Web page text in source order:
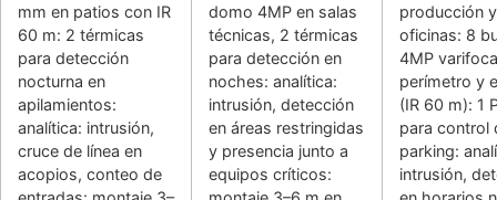
mm en patios con IR
60 m: 2 térmicas
para detección
nocturna en
apilamientos:
analítica: intrusión,
cruce de línea en
acopios, conteo de
domo 4MP en salas
técnicas, 2 térmicas
para detección en
noches: analítica:
intrusión, detección
en áreas restringidas
y presencia junto a
equipos críticos:
producción y
oficinas: 8
4MP
perímetro y
(IR 60 m): 1
para control
parking:
intrusión,